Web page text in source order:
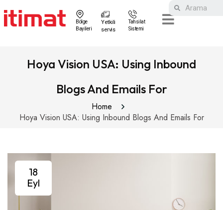
Bölge
Bayileri
Yetkili
servis
Tahsilat
Sistemi
Hoya Vision USA: Using Inbound
Blogs And Emails For
Home
Hoya Vision USA: Using Inbound Blogs And Emails For
18
Eyl